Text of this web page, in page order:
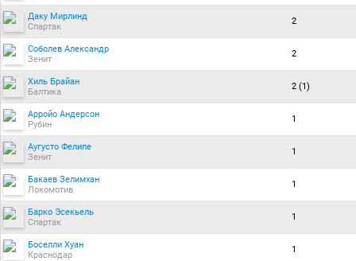
Даку Мирлинд
Спартак
2
Соболев Александр
Зенит
2
Хиль Брайан
Балтика
2 (1)
Арройо Андерсон
Рубин
1
Аугусто Фелипе
Зенит
1
Бакаев Зелимхан
Локомотив
1
Барко Эсекьель
Спартак
1
Боселли Хуан
Краснодар
1